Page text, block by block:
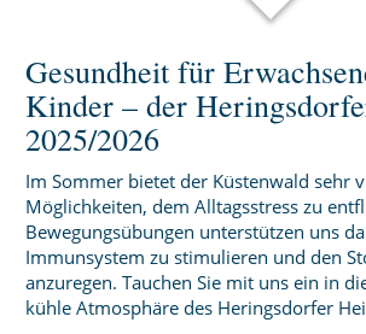
Gesundheit für
Kinder – der
2025/2026
Im Sommer bietet der Küstenwald sehr
Möglichkeiten, dem Alltagsstress zu
Bewegungsübungen unterstützen uns
Immunsystem zu stimulieren und den
anzuregen. Tauchen Sie mit uns ein in
kühle Atmosphäre des Heringsdorfer